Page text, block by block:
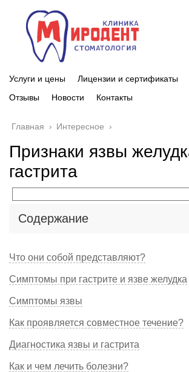
Услуги и цены Лицензии и сертификаты
Отзывы
Новости Контакты
Главная › Интересное ›
Признаки язвы
гастрита
Содержание
Что они собой представляют?
Симптомы при гастрите и язве желудка
Симптомы язвы
Как проявляется совместное течение?
Диагностика язвы и гастрита
Как и чем лечить болезни?